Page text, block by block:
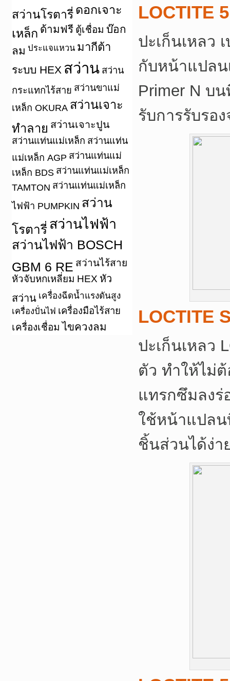
สว่านโรตารี่ ดอกเจาะ
เหล็ก ด้ามฟรี ตู้เชื่อม บ๊อก
ลม ประแจแหวน มากีต้า
ระบบ HEX สว่าน สว่าน
กระแทกไร้สาย สว่านขาแม่
เหล็ก OKURA สว่านเจาะ
ทำลาย สว่านเจาะปูน
สว่านแท่นแม่เหล็ก สว่านแท่น
แม่เหล็ก AGP สว่านแท่นแม่
เหล็ก BDS สว่านแท่นแม่เหล็ก
TAMTON สว่านแท่นแม่เหล็ก
ไฟฟ้า PUMPKIN สว่าน
โรตารี่ สว่านไฟฟ้า
สว่านไฟฟ้า BOSCH
GBM 6 RE สว่านไร้สาย
หัวจับหกเหลี่ยม HEX หัว
สว่าน เครื่องฉีดน้ำแรงดันสูง
เครื่องปั่นไฟ เครื่องมือไร้สาย
เครื่องเชื่อม ไขควงลม
LOCTITE
ปะเก็นเหลว
กับหน้าแปลน
Primer N บ
รับการรับรอ
LOCTITE
ปะเก็นเหลว
ตัว ทำให้ไม่
แทรกซึมลงร่
ใช้หน้าแปลน
ชิ้นส่วนได้ง่